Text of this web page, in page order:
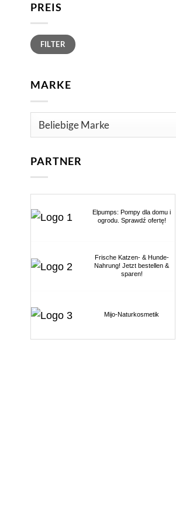
PREIS
Min.
Preis
Max.
PreisFILTER
MARKE
PARTNER
Elpumps: Pompy dla domu i
ogrodu. Sprawdź ofertę!
Frische Katzen- & Hunde-
Nahrung! Jetzt bestellen &
sparen!
Mijo-Naturkosmetik